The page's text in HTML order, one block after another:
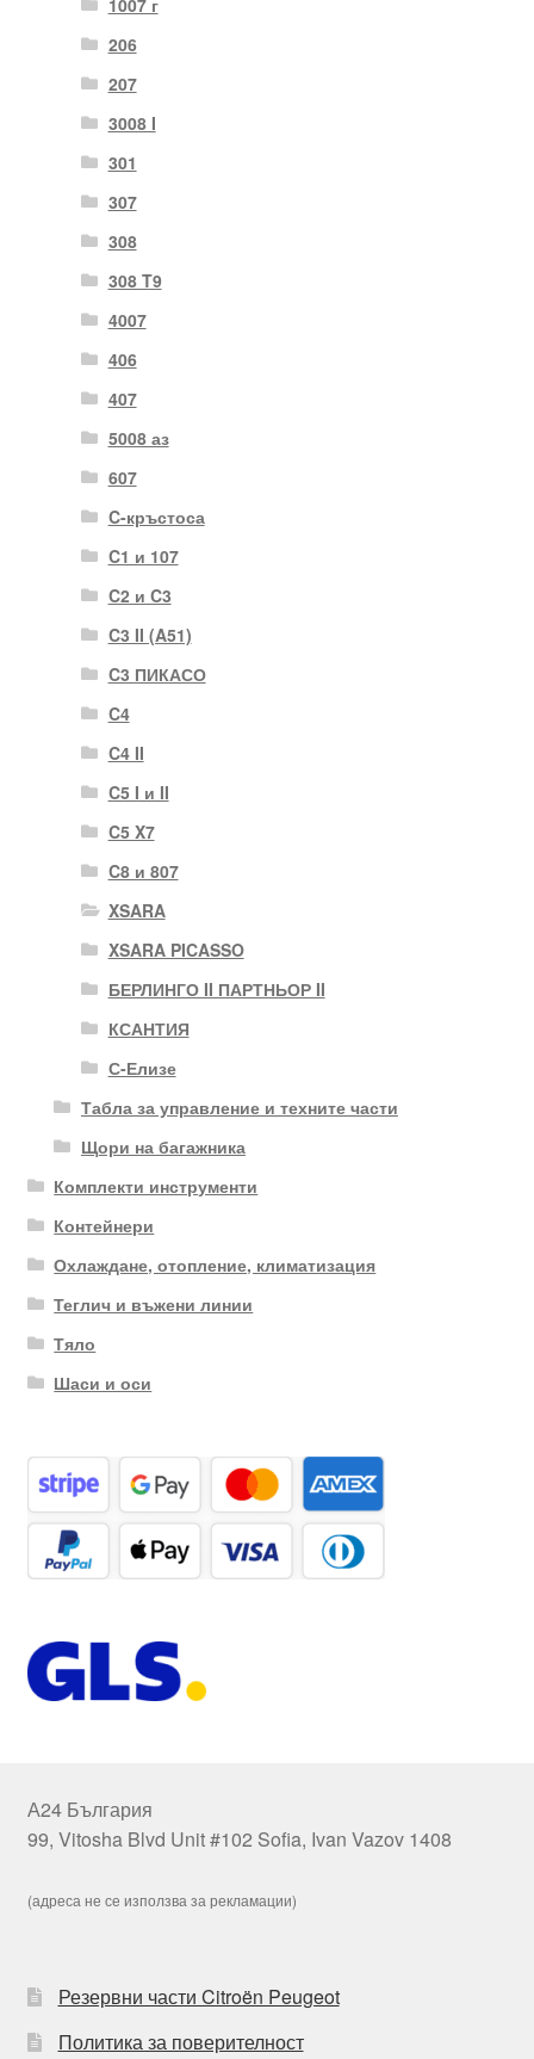
1007 г
206
207
3008 I
301
307
308
308 T9
4007
406
407
5008 аз
607
C-кръстоса
C1 и 107
C2 и C3
C3 II (A51)
C3 ПИКАСО
C4
C4 II
C5 I и II
C5 X7
C8 и 807
XSARA
XSARA PICASSO
БЕРЛИНГО II ПАРТНЬОР II
КСАНТИЯ
С-Елизе
Табла за управление и техните части
Щори на багажника
Комплекти инструменти
Контейнери
Охлаждане, отопление, климатизация
Теглич и въжени линии
Тяло
Шаси и оси
А24 България
99, Vitosha Blvd Unit #102 Sofia, Ivan Vazov 1408
(адреса не се използва за рекламации)
Резервни части Citroën Peugeot
Политика за поверителност